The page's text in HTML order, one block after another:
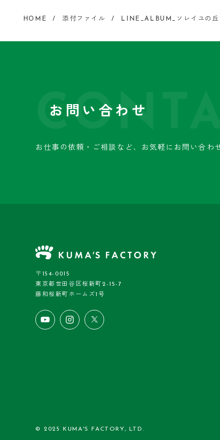
HOME 添付ファイル LINE_ALBUM_ソレイユの丘
お問い合わせ
お仕事の依頼・ご相談など、 お気軽にお問い合わ
〒154-0015
東京都世田谷区桜新町2-15-7
藤和桜新町ホームズ1号
© 2025 KUMA'S FACTORY, LTD.